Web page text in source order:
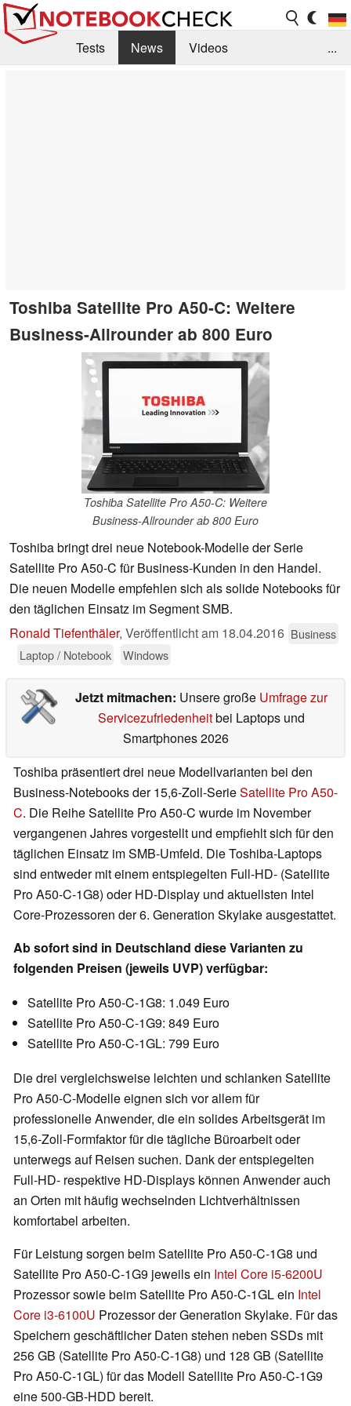
Tests News
Videos
...
Toshiba Satellite Pro A50-C: Weitere
Business-Allrounder ab 800 Euro
Toshiba Satellite Pro A50-C: Weitere
Business-Allrounder ab 800 Euro
Toshiba bringt drei neue Notebook-Modelle der Serie
Satellite Pro A50-C für Business-Kunden in den Handel.
Die neuen Modelle empfehlen sich als solide Notebooks für
den täglichen Einsatz im Segment SMB.
Ronald Tiefenthäler, Veröffentlicht am 18.04.2016 Business
Laptop / Notebook
Windows
Jetzt mitmachen: Unsere große Umfrage zur
Servicezufriedenheitbei Laptops und
Smartphones 2026
Toshiba präsentiert drei neue Modellvarianten bei den
Business-Notebooks der 15,6-Zoll-SerieSatellite Pro A50-
C. Die Reihe Satellite Pro A50-C wurde im November
vergangenen Jahres vorgestellt und empfiehlt sich für den
täglichen Einsatz im SMB-Umfeld. Die Toshiba-Laptops
sind entweder mit einem entspiegelten Full-HD- (Satellite
Pro A50-C-1G8) oder HD-Display und aktuellsten Intel
Core-Prozessoren der 6. Generation Skylake ausgestattet.
Ab sofort sind in Deutschland diese Varianten zu
folgenden Preisen (jeweils UVP) verfügbar:
Satellite Pro A50-C-1G8: 1.049 Euro
Satellite Pro A50-C-1G9: 849 Euro
Satellite Pro A50-C-1GL: 799 Euro
Die drei vergleichsweise leichten und schlanken Satellite
Pro A50-C-Modelle eignen sich vor allem für
professionelle Anwender, die ein solides Arbeitsgerät im
15,6-Zoll-Formfaktor für die tägliche Büroarbeit oder
unterwegs auf Reisen suchen. Dank der entspiegelten
Full-HD- respektive HD-Displays können Anwender auch
an Orten mit häufig wechselnden Lichtverhältnissen
komfortabel arbeiten.
Für Leistung sorgen beim Satellite Pro A50-C-1G8 und
Satellite Pro A50-C-1G9 jeweils ein Intel Core i5-6200U
Prozessor sowie beim Satellite Pro A50-C-1GL ein Intel
Core i3-6100U Prozessor der Generation Skylake. Für das
Speichern geschäftlicher Daten stehen neben SSDs mit
256 GB (Satellite Pro A50-C-1G8) und 128 GB (Satellite
Pro A50-C-1GL) für das Modell Satellite Pro A50-C-1G9
eine 500-GB-HDD bereit.